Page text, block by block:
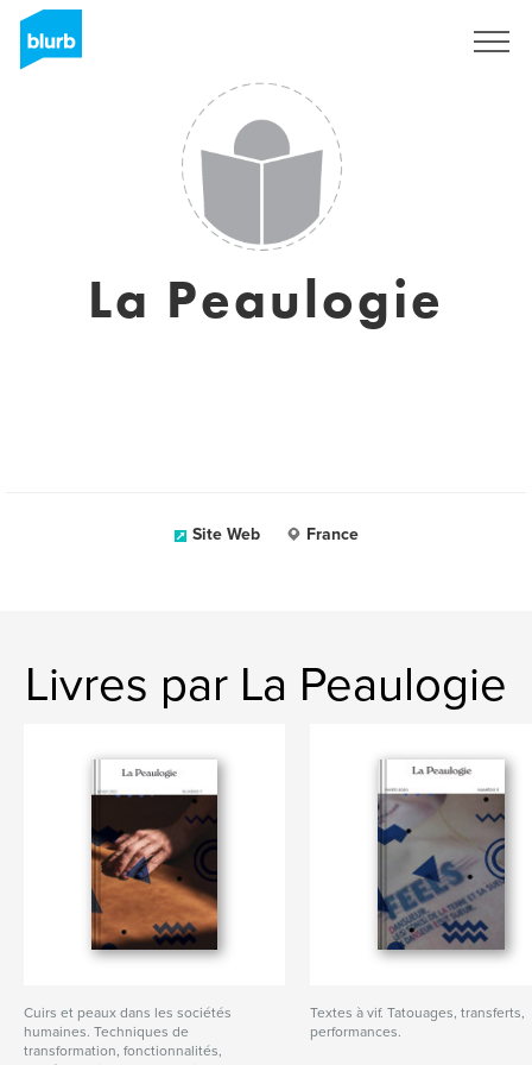
La Peaulogie
Site Web France
Livres par La Peaulogie
Cuirs et peaux dans les sociétés
humaines. Techniques de
transformation, fonctionnalités,
Textes à vif. Tatouages, transferts,
performances.